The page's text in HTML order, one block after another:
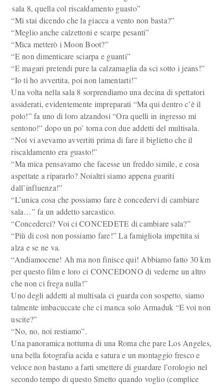
sala 8, quella col riscaldamento guasto”
“Mi stai dicendo che la giacca a vento non basta?”
“Meglio anche calzettoni e scarpe pesanti”
“Mica metterò i Moon Boot?”
“E non dimenticare sciarpa e guanti”
“E magari pretendi pure la calzamaglia da sci sotto i jeans!”
“Io ti ho avvertita, poi non lamentarti!”
Una volta nella sala 8 sorprendiamo una decina di spettatori
assiderati, evidentemente impreparati “Ma qui dentro c’è il
polo!” fa uno di loro alzandosi “Ora quelli in ingresso mi
sentono!” dopo un po’ torna con due addetti del multisala.
“Noi vi avevamo avvertiti prima di fare il biglietto che il
riscaldamento era guasto!”
“Ma mica pensavamo che facesse un freddo simile, e cosa
aspettate a ripararlo? Noialtri siamo appena guariti
dall’influenza!”
“L’unica cosa che possiamo fare è concedervi di cambiare
sala…” fa un addetto sarcastico.
“Concederci? Voi ci CONCEDETE di cambiare sala?”
“Più di così non possiamo fare!” La famigliola impettita si
alza e se ne va.
“Andiamocene! Ah ma non finisce qui! Abbiamo fatto 30 km
per questo film e loro ci CONCEDONO di vederne un altro
che non ci frega nulla!”
Uno degli addetti al multisala ci guarda con sospetto, siamo
talmente imbacuccate che ci manca solo Armaduk “E voi non
uscite?”
“No, no, noi restiamo”.
Una panoramica notturna di una Roma che pare Los Angeles,
una bella fotografia acida e satura e un montaggio fresco e
veloce non bastano a farti smettere di guardare l’orologio nel
secondo tempo di questo Smetto quando voglio (complice